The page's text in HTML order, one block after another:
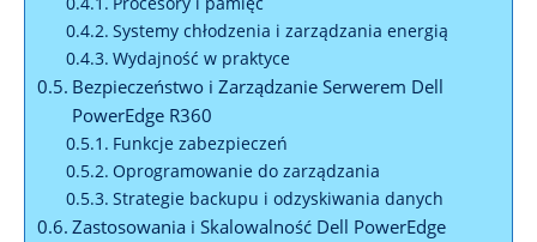
Systemy chłodzenia i zarządzania energią
Wydajność w praktyce
Bezpieczeństwo i Zarządzanie Serwerem Dell
PowerEdge R360
Funkcje zabezpieczeń
Oprogramowanie do zarządzania
Strategie backupu i odzyskiwania danych
Zastosowania i Skalowalność Dell PowerEdge